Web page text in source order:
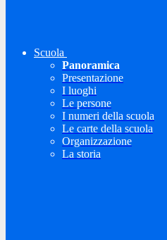
Scuola
Panoramica
Presentazione
I luoghi
Le persone
I numeri della scuola
Le carte della scuola
Organizzazione
La storia